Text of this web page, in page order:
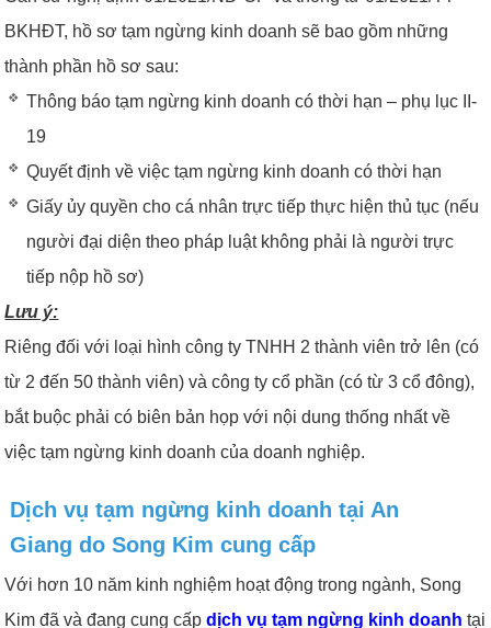
BKHĐT, hồ sơ tạm ngừng kinh doanh sẽ bao gồm những
thành phần hồ sơ sau:
Thông báo tạm ngừng kinh doanh có thời hạn – phụ lục II-
19
Quyết định về việc tạm ngừng kinh doanh có thời hạn
Giấy ủy quyền cho cá nhân trực tiếp thực hiện thủ tục (nếu
người đại diện theo pháp luật không phải là người trực
tiếp nộp hồ sơ)
Lưu ý:
Riêng đối với loại hình công ty TNHH 2 thành viên trở lên (có
từ 2 đến 50 thành viên) và công ty cổ phần (có từ 3 cổ đông),
bắt buộc phải có biên bản họp với nội dung thống nhất về
việc tạm ngừng kinh doanh của doanh nghiệp.
Dịch vụ tạm ngừng kinh doanh tại An
Giang do Song Kim cung cấp
Với hơn 10 năm kinh nghiệm hoạt động trong ngành, Song
Kim đã và đang cung cấpdịch vụ tạm ngừng kinh doanh tại